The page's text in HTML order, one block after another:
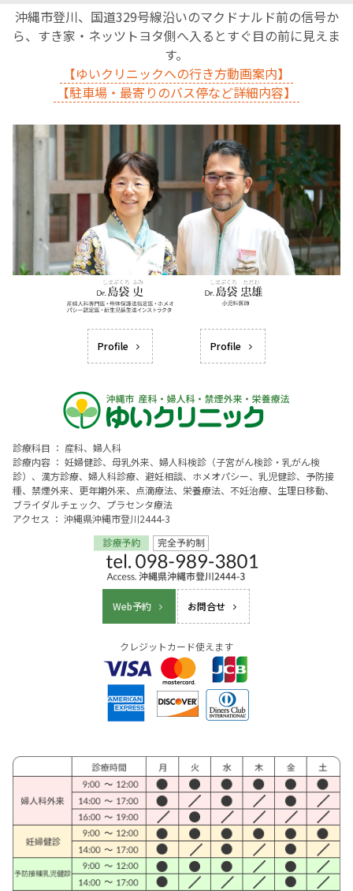
沖縄市登川、国道329号線沿いのマクドナルド前の信号か
ら、すき家・ネッツトヨタ側へ入るとすぐ目の前に見えま
す。
【ゆいクリニックへの行き方動画案内】
【駐車場・最寄りのバス停など詳細内容】
Profile Profile
診療科目 ： 産科、婦人科
診療内容 ： 妊婦健診、母乳外来、婦人科検診（子宮がん検診・乳がん検
診）、漢方診療、婦人科診療、避妊相談、ホメオパシー、乳児健診、予防接
種、禁煙外来、更年期外来、点滴療法、栄養療法、不妊治療、生理日移動、
ブライダルチェック、プラセンタ療法
アクセス ： 沖縄県沖縄市登川2444-3
Web予約 お問合せ
クレジットカード使えます